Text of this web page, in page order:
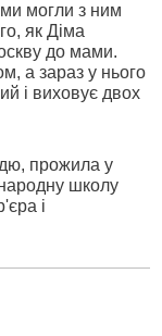
могли з ним
як Діма
до мами.
а зараз у нього
і виховує двох
прожила у
школу
і